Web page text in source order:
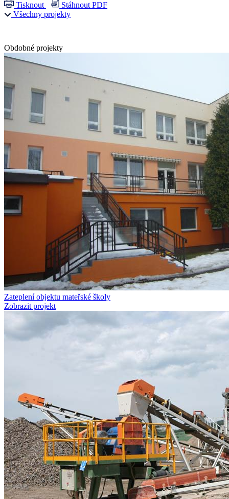
Tisknout
Stáhnout PDF
Všechny projekty
Obdobné projekty
Zateplení objektu mateřské školy
Zobrazit projekt